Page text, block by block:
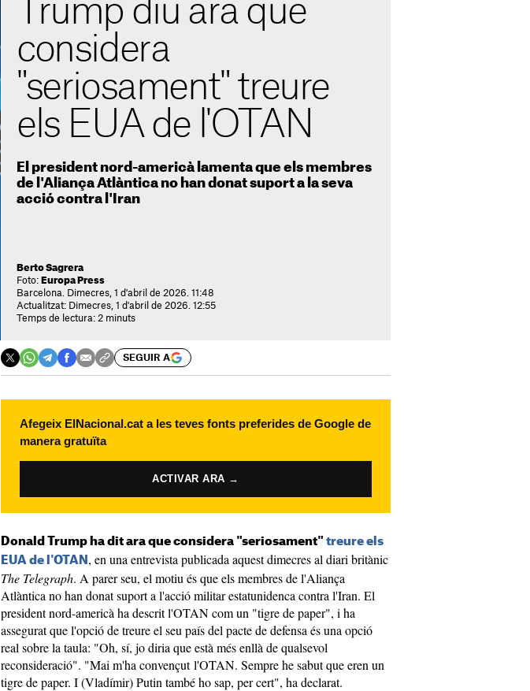
Trump diu ara que
considera
"seriosament" treure
els EUA de l'OTAN
El president nord-americà lamenta que els membres
de l'Aliança Atlàntica no han donat suport a la seva
acció contra l'Iran
Berto Sagrera
Foto: Europa Press
Barcelona. Dimecres, 1 d'abril de 2026. 11:48
Actualitzat: Dimecres, 1 d'abril de 2026. 12:55
Temps de lectura: 2 minuts
SEGUIR A
Afegeix ElNacional.cat a les teves fonts preferides de Google de
manera gratuïta
ACTIVAR ARA →
Donald Trump ha dit ara que considera "seriosament" treure els
EUA de l'OTAN , en una entrevista publicada aquest dimecres al diari britànic
The Telegraph. A parer seu, el motiu és que els membres de l'Aliança
Atlàntica no han donat suport a l'acció militar estatunidenca contra l'Iran. El
president nord-americà ha descrit l'OTAN com un "tigre de paper", i ha
assegurat que l'opció de treure el seu país del pacte de defensa és una opció
real sobre la taula: "Oh, sí, jo diria que està més enllà de qualsevol
reconsideració". "Mai m'ha convençut l'OTAN. Sempre he sabut que eren un
tigre de paper. I (Vladímir) Putin també ho sap, per cert", ha declarat.